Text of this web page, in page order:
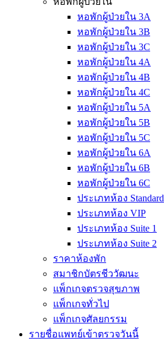
หอพักผู้ป่วยใน 3A
หอพักผู้ป่วยใน 3B
หอพักผู้ป่วยใน 3C
หอพักผู้ป่วยใน 4A
หอพักผู้ป่วยใน 4B
หอพักผู้ป่วยใน 4C
หอพักผู้ป่วยใน 5A
หอพักผู้ป่วยใน 5B
หอพักผู้ป่วยใน 5C
หอพักผู้ป่วยใน 6A
หอพักผู้ป่วยใน 6B
หอพักผู้ป่วยใน 6C
ประเภทห้อง Standard
ประเภทห้อง VIP
ประเภทห้อง Suite 1
ประเภทห้อง Suite 2
ราคาห้องพัก
สมาชิกบัตรชีววัฒนะ
แพ็กเกจตรวจสุขภาพ
แพ็กเกจทั่วไป
แพ็กเกจศัลยกรรม
รายชื่อแพทย์เข้าตรวจวันนี้